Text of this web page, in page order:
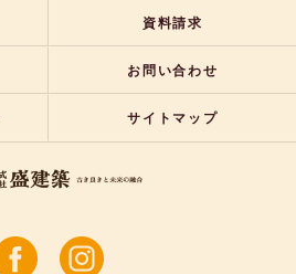
資料請求
お問い合わせ
サイトマップ